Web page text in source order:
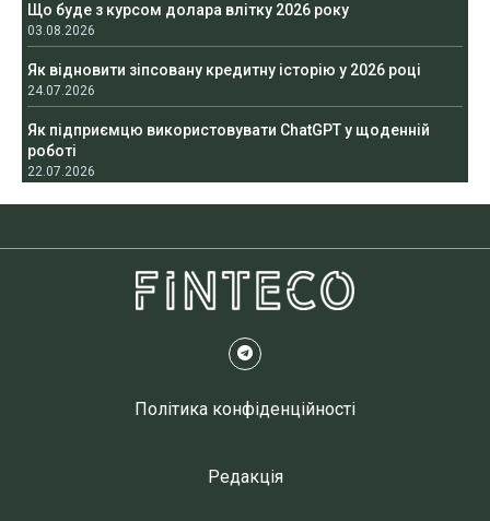
Що буде з курсом долара влітку 2026 року
03.08.2026
Як відновити зіпсовану кредитну історію у 2026 році
24.07.2026
Як підприємцю використовувати ChatGPT у щоденній
роботі
22.07.2026
Політика конфіденційності
Редакція